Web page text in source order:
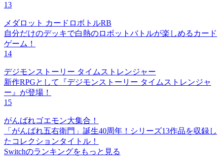
13
メダロット カードロボトルRB
自分だけのデッキで白熱のロボットバトルが楽しめるカード
ゲーム！
14
デジモンストーリー タイムストレンジャー
新作RPGとして『デジモンストーリー タイムストレンジャ
ー』が登場！
15
がんばれゴエモン大集合！
「がんばれ五右衛門」誕生40周年！シリーズ13作品を収録し
たコレクションタイトル！
Switchのランキングをもっと見る